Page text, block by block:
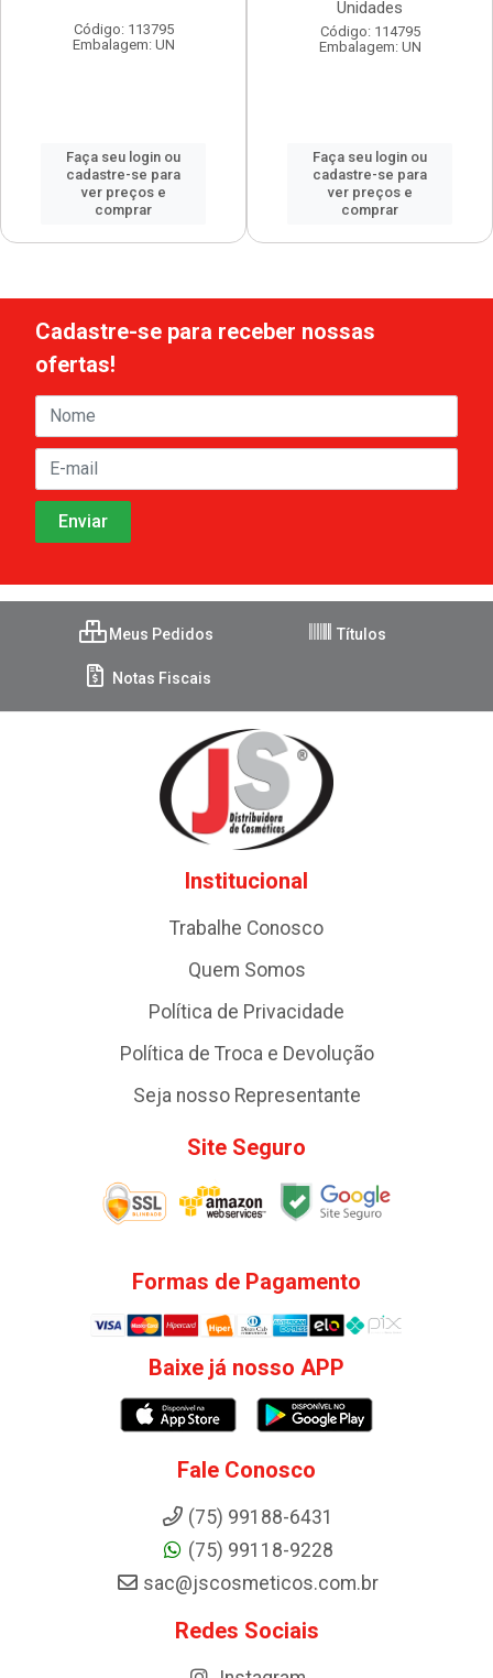
Código: 113795
Embalagem: UN
Faça seu login ou
cadastre-se para
ver preços e
comprar
Unidades
Código: 114795
Embalagem: UN
Faça seu login ou
cadastre-se para
ver preços e
comprar
Cadastre-se para receber nossas
ofertas!
Meus Pedidos Títulos
Notas Fiscais
Institucional
Trabalhe Conosco
Quem Somos
Política de Privacidade
Política de Troca e Devolução
Seja nosso Representante
Site Seguro
Formas de Pagamento
Baixe já nosso APP
Fale Conosco
(75) 99188-6431
(75) 99118-9228
sac@jscosmeticos.com.br
Redes Sociais